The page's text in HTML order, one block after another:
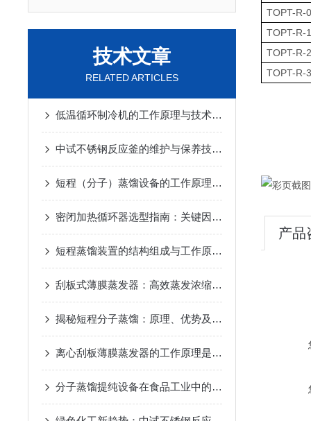
技术文章
RELATED ARTICLES
低温循环制冷机的工作原理与技术优势
中试不锈钢反应釜的维护与保养技巧
短程（分子）蒸馏设备的工作原理及应用 2024-12-07
密闭加热循环器选型指南：关键因素与考量 2024-11-14
短程蒸馏装置的结构组成与工作原理 2024-10-17
刮板式薄膜蒸发器：高效蒸发浓缩设备的深度解析
揭秘短程分子蒸馏：原理、优势及未来发展趋势
离心刮板薄膜蒸发器的工作原理是什么？
分子蒸馏提纯设备在食品工业中的应用
TOPT-R-
TOPT-R-
TOPT-R-
TOPT-R-
产品